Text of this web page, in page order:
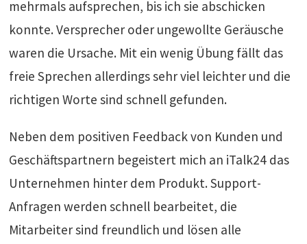
mehrmals aufsprechen, bis ich sie abschicken
konnte. Versprecher oder ungewollte Geräusche
waren die Ursache. Mit ein wenig Übung fällt das
freie Sprechen allerdings sehr viel leichter und die
richtigen Worte sind schnell gefunden.
Neben dem positiven Feedback von Kunden und
Geschäftspartnern begeistert mich an iTalk24 das
Unternehmen hinter dem Produkt. Support-
Anfragen werden schnell bearbeitet, die
Mitarbeiter sind freundlich und lösen alle